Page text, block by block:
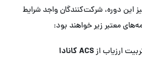
این دوره، شرکت‌کنندگان واجد شرایط
معتبر زیر خواهند بود:
ارزیاب ازACS کانادا